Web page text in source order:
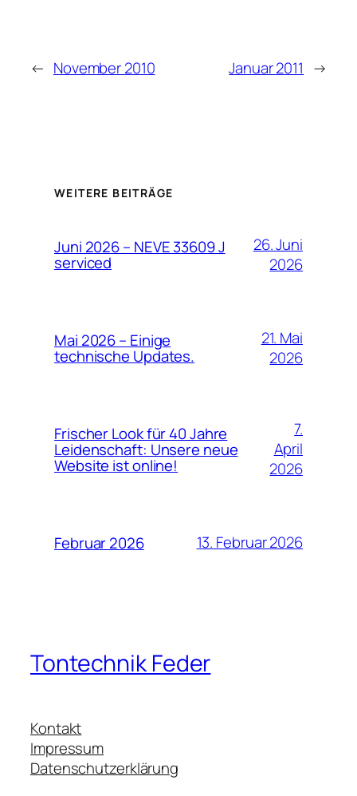
← November 2010 Januar 2011 →
WEITERE BEITRÄGE
Juni 2026 – NEVE 33609 J
serviced
26. Juni
2026
Mai 2026 – Einige
technische Updates.
21. Mai
2026
Frischer Look für 40 Jahre
Leidenschaft: Unsere neue
Website ist online!
7.
April
2026
Februar 2026 13. Februar 2026
Tontechnik Feder
Kontakt
Impressum
Datenschutzerklärung